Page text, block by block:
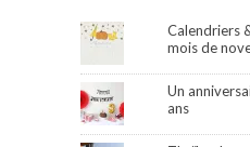
Calendriers
mois de
Un
ans